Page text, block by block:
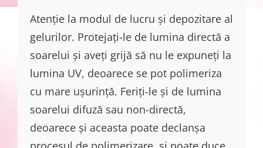
Atenție la modul de lucru și depozitare al
gelurilor. Protejați-le de lumina directă a
soarelui și aveți grijă să nu le expuneți la
lumina UV, deoarece se pot polimeriza
cu mare ușurință. Feriți-le și de lumina
soarelui difuză sau non-directă,
deoarece și aceasta poate declanșa